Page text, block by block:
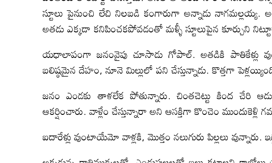
స్టూలు పైనుంచి లేచి నిలబడి కంగారుగా అన్నాడు
అతడు ఎక్కడా కనిపించకపోవడంతో మళ్ళీ స్టూలుపైన కూర్చుని
యధాలాపంగా జనంవైపు చూసాడు గోపాల్. అతడికి పాతికేళ్లు
బలిష్ఠమైన దేహం, నూనె మిల్లులో పని చేస్తున్నాడు. కొత్తగా
జనం ఎండకు తాళలేక పోతున్నారు. చింతచెట్టు కింద చేరి
ఆకర్షించారు. వాళ్లేం చేస్తున్నారా అని ఆసక్తిగా కొంచెం ముందుకెళ్లి
ఐదారేళ్లు వుంటాయేమో వాళ్లకి, మొత్తం నలుగురు పిల్లలు వున్నారు.